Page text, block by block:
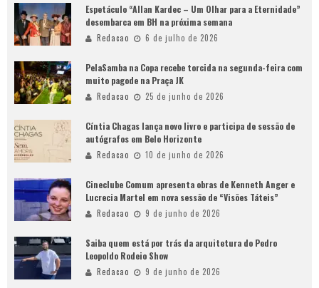
Espetáculo “Allan Kardec – Um Olhar para a Eternidade”
desembarca em BH na próxima semana
Redacao 6 de julho de 2026
PelaSamba na Copa recebe torcida na segunda-feira com
muito pagode na Praça JK
Redacao 25 de junho de 2026
Cíntia Chagas lança novo livro e participa de sessão de
autógrafos em Belo Horizonte
Redacao 10 de junho de 2026
Cineclube Comum apresenta obras de Kenneth Anger e
Lucrecia Martel em nova sessão de “Visões Táteis”
Redacao 9 de junho de 2026
Saiba quem está por trás da arquitetura do Pedro
Leopoldo Rodeio Show
Redacao 9 de junho de 2026